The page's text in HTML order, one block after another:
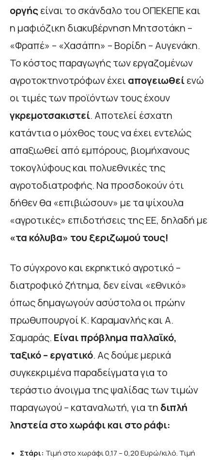
οργήςείναι το σκάνδαλο του ΟΠΕΚΕΠΕ και
η μαφιόζικη διακυβέρνηση Μητσοτάκη –
«Φραπέ» – «Χασάπη» – Βορίδη – Αυγενάκη.
Το κόστος παραγωγής των εργαζομένων
αγροτοκτηνοτρόφων έχει απογειωθείενώ
οι τιμές των προϊόντων τους έχουν
γκρεμοτσακιστεί. Αποτελεί έσχατη
κατάντια ο μόχθος τους να έχει εντελώς
απαξιωθεί από εμπόρους, βιομήχανους
τοκογλύφους και πολυεθνικές της
αγροτοδιατροφής. Να προσδοκούν ότι
δήθεν θα «επιβιώσουν» με τα ψίχουλα
«αγροτικές» επιδοτήσεις της ΕΕ, δηλαδή με
«τα κόλυβα» του ξεριζωμού τους!
Το σύγχρονο και εκρηκτικό αγροτικό –
διατροφικό ζήτημα, δεν είναι «εθνικό»
όπως δημαγωγούν ασύστολα οι πρώην
πρωθυπουργοί Κ. Καραμανλής και Α.
Σαμαράς. Είναι πρόβλημα παλλαϊκό,
ταξικό – εργατικό. Ας δούμε μερικά
συγκεκριμένα παραδείγματα για το
τεράστιο άνοιγμα της ψαλίδας των τιμών
παραγωγού – καταναλωτή, για τη διπλή
ληστεία στο χωράφι και στο ράφι:
Στάρι: Τιμή στο χωράφι 0,17 – 0,20 Ευρώ/κιλό. Τιμή